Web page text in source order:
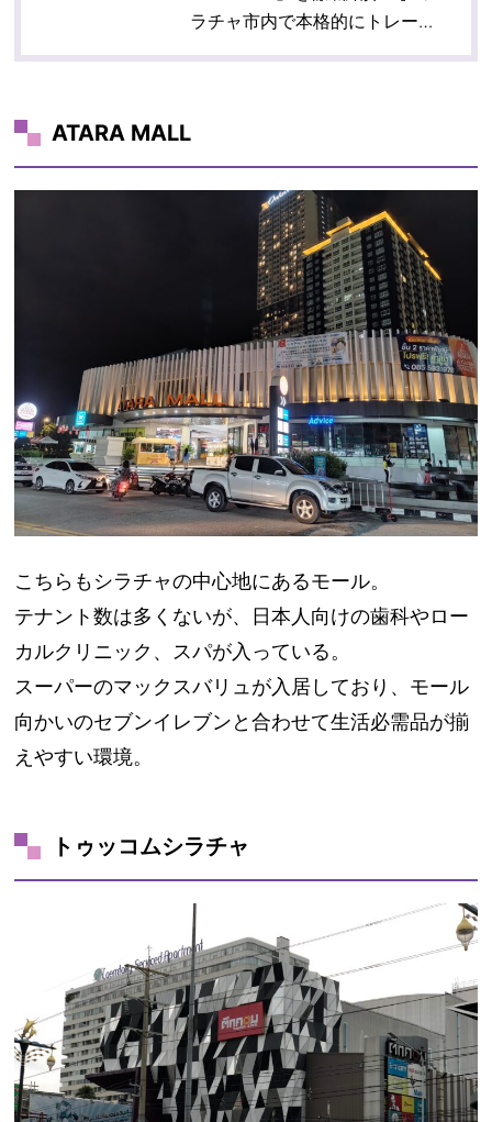
ラチャ市内で本格的にトレー…
ATARA MALL
こちらもシラチャの中心地にあるモール。
テナント数は多くないが、日本人向けの歯科やロー
カルクリニック、スパが入っている。
スーパーのマックスバリュが入居しており、 モール
向かいのセブンイレブンと合わせて生活必需品が揃
えやすい環境。
トゥッコムシラチャ